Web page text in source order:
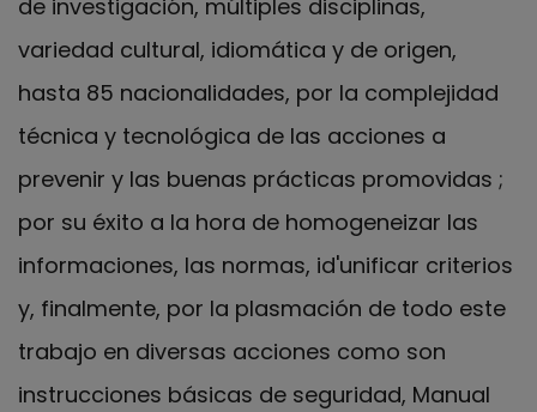
de investigación, múltiples disciplinas,
variedad cultural, idiomática y de origen,
hasta 85 nacionalidades, por la complejidad
técnica y tecnológica de las acciones a
prevenir y las buenas prácticas promovidas ;
por su éxito a la hora de homogeneizar las
informaciones, las normas, id'unificar criterios
y, finalmente, por la plasmación de todo este
trabajo en diversas acciones como son
instrucciones básicas de seguridad, Manual